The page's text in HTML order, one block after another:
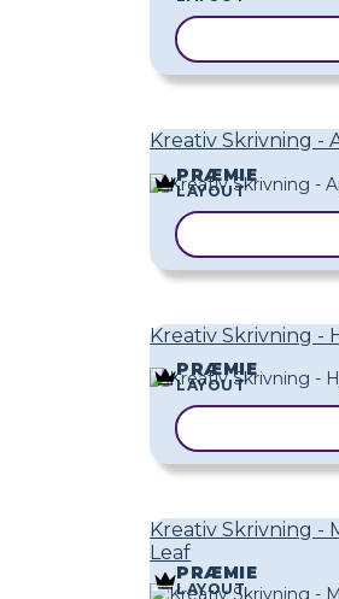
Kreativ Skrivning -
PRÆMIE
LAYOUT
Kreativ Skrivning -
PRÆMIE
LAYOUT
Kreativ Skrivning -
Leaf
PRÆMIE
LAYOUT